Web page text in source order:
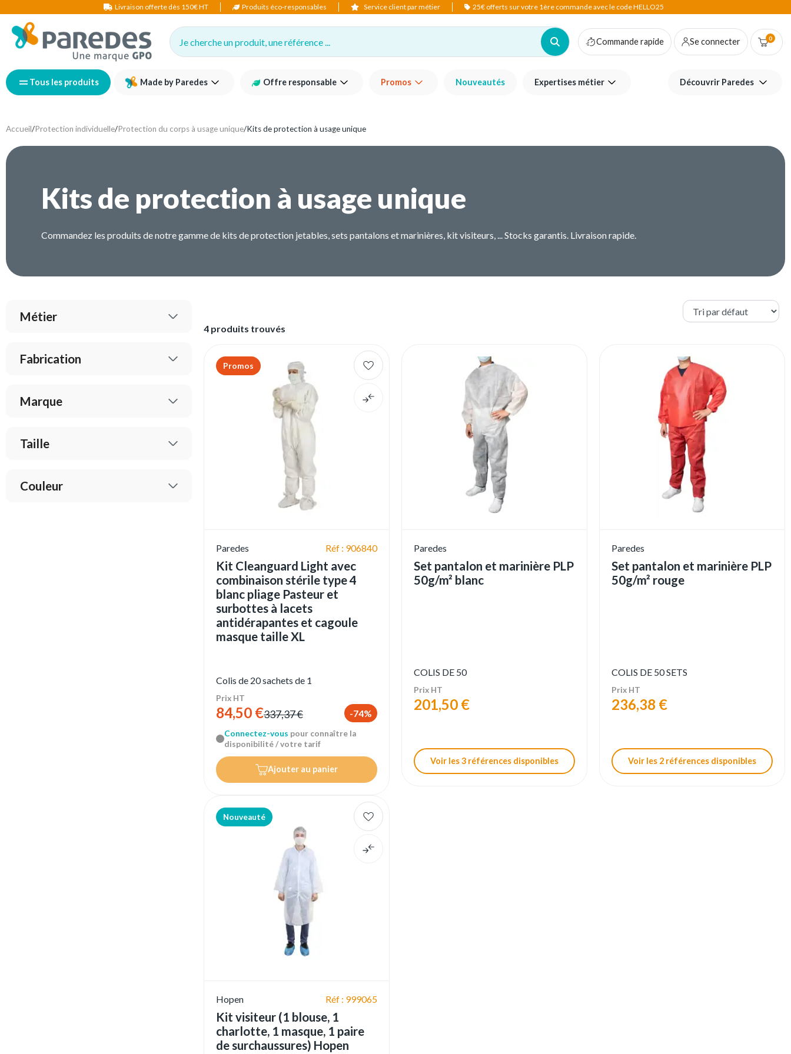
Livraison offerte dès 150€ HT Produits éco-responsables Service client par métier 25€ offerts sur votre 1ère commande avec le code HELLO25
Je cherche un produit, une référence ... Commande rapide Se connecter 0
Tous les produits Made by Paredes Offre responsable Promos Nouveautés Expertises métier Découvrir Paredes
Accueil/Protection individuelle/Protection du corps à usage unique/Kits de protection à usage unique
Kits de protection à usage unique
Commandez les produits de notre gamme de kits de protection jetables, sets pantalons et marinières, kit visiteurs, ... Stocks garantis. Livraison rapide.
Métier
Fabrication
Marque
Taille
Couleur
4 produits trouvés
Promos
Paredes Réf : 906840
Kit Cleanguard Light avec
combinaison stérile type 4
blanc pliage Pasteur et
surbottes à lacets
antidérapantes et cagoule
masque taille XL
Colis de 20 sachets de 1
Prix HT
84,50 €337,37 € -74%
Connectez-vous pour connaître la
disponibilité / votre tarif
Ajouter au panier
Paredes
Set pantalon et marinière PLP
50g/m² blanc
COLIS DE 50
Prix HT
201,50 €
Voir les 3 références disponibles
Paredes
Set pantalon et marinière PLP
50g/m² rouge
COLIS DE 50 SETS
Prix HT
236,38 €
Voir les 2 références disponibles
Nouveauté
Hopen Réf : 999065
Kit visiteur (1 blouse, 1
charlotte, 1 masque, 1 paire
de surchaussures) Hopen